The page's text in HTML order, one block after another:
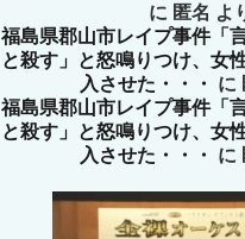
に 匿名 よ
福島県郡山市レイプ事件「
と殺す」と怒鳴りつけ、女
入させた・・・
に
福島県郡山市レイプ事件「
と殺す」と怒鳴りつけ、女
入させた・・・
に